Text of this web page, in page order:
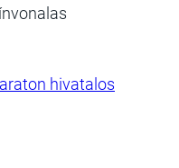
hivatalos